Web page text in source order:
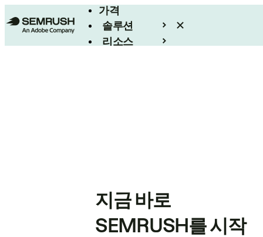
가격
솔루션
리소스
지금 바로
SEMRUSH를 시작